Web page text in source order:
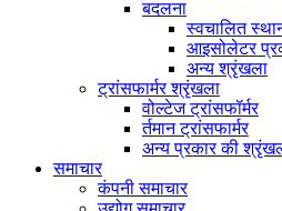
बदलना
स्वचालित
आइसोलेटर
अन्य श्रृंखला
ट्रांसफार्मर श्रृंखला
वोल्टेज ट्रांसफॉर्मर
र्तमान ट्रांसफार्मर
अन्य प्रकार की
समाचार
कंपनी समाचार